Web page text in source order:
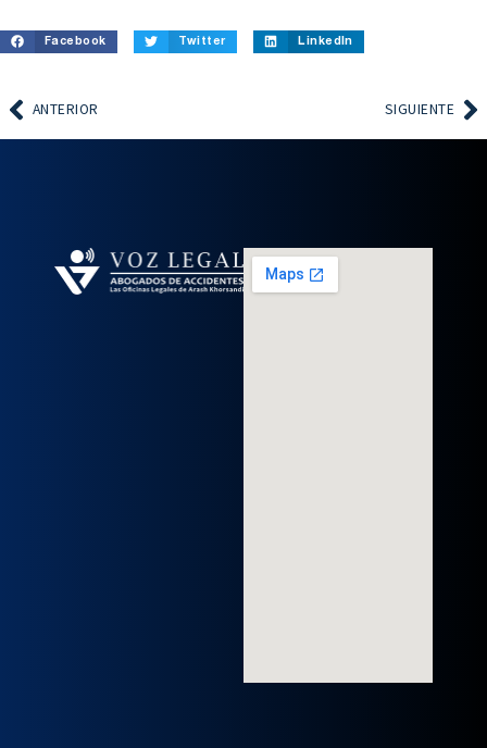
Facebook Twitter LinkedIn
ANTERIOR SIGUIENTE